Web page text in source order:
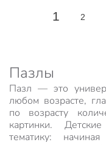
1 2
Пазлы
Пазл — это
любом возрасте,
по возрасту
картинки.
тематику: